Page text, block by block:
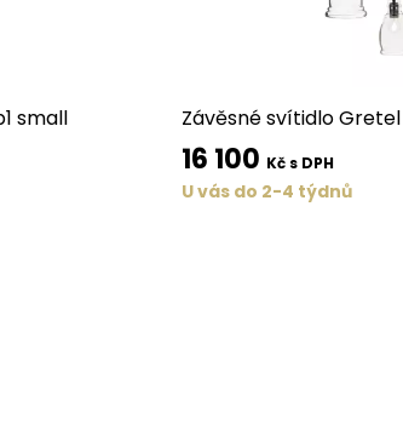
small Závěsné svítidlo
16 100 Kč s DPH
U vás do 2-4 týdnů